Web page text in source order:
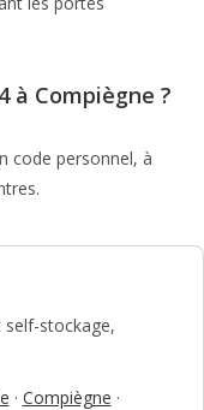
à Compiègne ?
code personnel, à
stockage,
· Compiègne ·